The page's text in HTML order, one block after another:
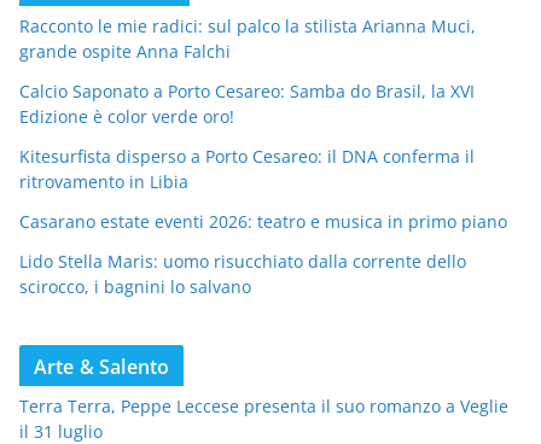
Racconto le mie radici: sul palco la stilista Arianna Muci,
grande ospite Anna Falchi
Calcio Saponato a Porto Cesareo: Samba do Brasil, la XVI
Edizione è color verde oro!
Kitesurfista disperso a Porto Cesareo: il DNA conferma il
ritrovamento in Libia
Casarano estate eventi 2026: teatro e musica in primo piano
Lido Stella Maris: uomo risucchiato dalla corrente dello
scirocco, i bagnini lo salvano
Arte & Salento
Terra Terra, Peppe Leccese presenta il suo romanzo a Veglie
il 31 luglio